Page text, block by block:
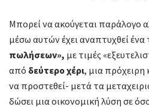
Μπορεί να ακούγεται παράλογο
μέσω αυτών έχει αναπτυχθεί ένα
πωλήσεων», με τιμές
από δεύτερο χέρι, μια πρόχειρη
να προστεθεί- μετά τα
δώσει μια οικονομική λύση σε